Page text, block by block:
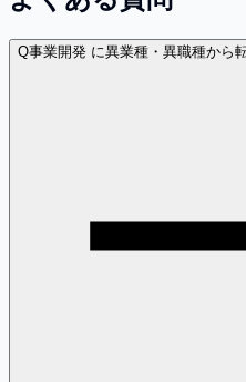
Q事業開発 に異業種・異職種から